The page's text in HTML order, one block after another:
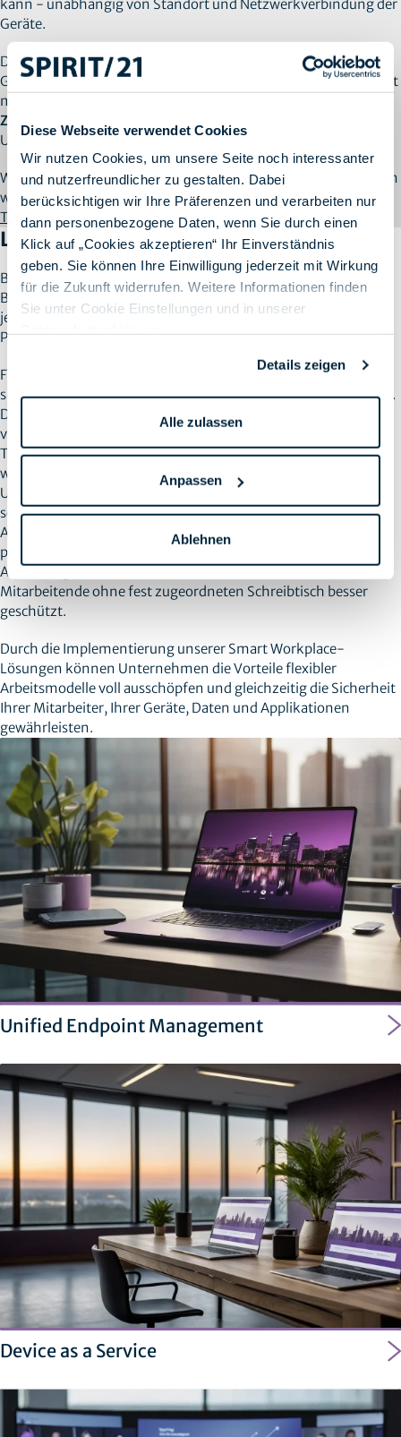
Diese Webseite verwendet Cookies
Wir nutzen Cookies, um unsere Seite noch interessanter
und nutzerfreundlicher zu gestalten. Dabei
berücksichtigen wir Ihre Präferenzen und verarbeiten nur
dann personenbezogene Daten, wenn Sie durch einen
Klick auf „Cookies akzeptieren“ Ihr Einverständnis
geben. Sie können Ihre Einwilligung jederzeit mit Wirkung
für die Zukunft widerrufen. Weitere Informationen finden
Sie unter Cookie Einstellungen und in unserer
Details zeigen
Alle zulassen
Anpassen
Ablehnen
kann - unabhängig von Standort und Netzwerkverbindung der
Geräte.
DieTrusted Access Security-Plattform
integriert
Geräteverwaltung, Benutzeridentität und sichere Konnektivität
mit Endpoint-Schutz. Darüber hinaus implementieren wir das
Zero-Trust-Sicherheitskonzept
Unternehmensdaten kontrolliert und verifiziert.
Wie hybride Arbeitsmodelle abgesichert werden können, haben
wir mit den Experten von Jamf erörtert. Hier geht’s zum Live-
Talk “Hybrid Work braucht Zero Trust”
Lösungen für Deskless Workforce
Bei der Einführung hybrider Arbeitsmodelle stehen
Büroarbeitsplätze oft im Mittelpunkt. Wir berücksichtigen
jedoch auch Deskless Worker - im Außeneinsatz, in der
Produktion, auf Baustellen oder in der Logistik.
Für Arbeitsumgebungen mit gesundheitlichen oder
sicherheitsrelevanten Risiken bieten wir spezielle Lösungen an.
Dabei wird das jeweilige Arbeitsumfeld intelligent anhand
verschiedener Indikatoren wie Standort, Bewegung oder
Tageszeit identifiziert. Sobald ein relevantes Umfeld erkannt
wird, werden Apps und Funktionen auf Basis vorhandener
Unternehmensrichtlinien automatisch aktiviert oder gesperrt,
solange sich ein Mitarbeitender in der betreffenden
Arbeitsumgebung aufhält. Wenn sich die Umgebung ändert,
passen sich auch die Berechtigungen in Echtzeit an. So werden
Ablenkungsrisiken durch mobile Geräte eliminiert und
Mitarbeitende ohne fest zugeordneten Schreibtisch besser
geschützt.
Durch die Implementierung unserer Smart Workplace-
Lösungen können Unternehmen die Vorteile flexibler
Arbeitsmodelle voll ausschöpfen und gleichzeitig die Sicherheit
Ihrer Mitarbeiter, Ihrer Geräte, Daten und Applikationen
gewährleisten.
Unified Endpoint Management
Device as a Service